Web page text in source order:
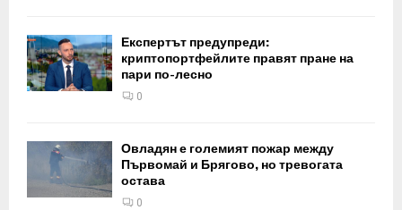
Експертът предупреди:
криптопортфейлите правят пране на
пари по-лесно
0
Овладян е големият пожар между
Първомай и Брягово, но тревогата
остава
0